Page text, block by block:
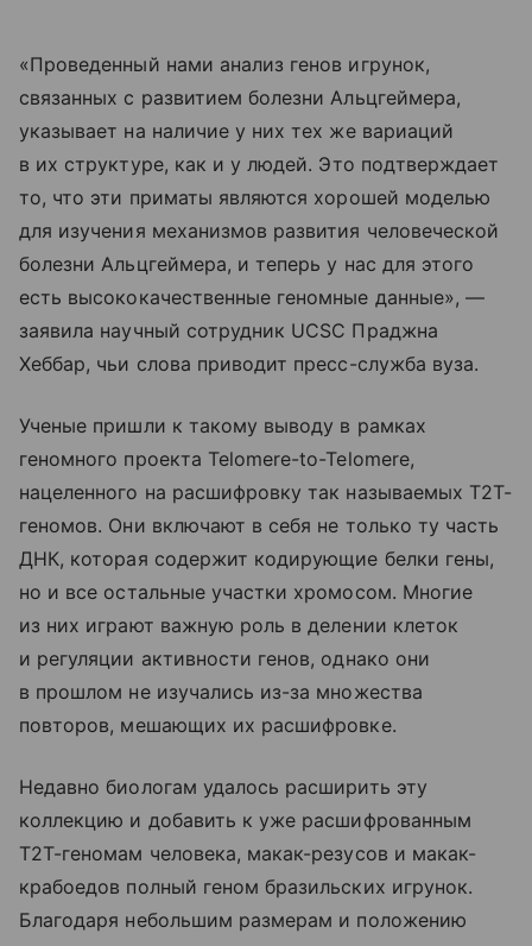
«Проведенный нами анализ генов игрунок,
связанных с развитием болезни Альцгеймера,
указывает на наличие у них тех же вариаций
в их структуре, как и у людей. Это подтверждает
то, что эти приматы являются хорошей моделью
для изучения механизмов развития человеческой
болезни Альцгеймера, и теперь у нас для этого
есть высококачественные геномные данные», —
заявила научный сотрудник UCSC Праджна
Хеббар, чьи слова приводит пресс-служба вуза.
Ученые пришли к такому выводу в рамках
геномного проекта Telomere-to-Telomere,
нацеленного на расшифровку так называемых Т2Т-
геномов. Они включают в себя не только ту часть
ДНК, которая содержит кодирующие белки гены,
но и все остальные участки хромосом. Многие
из них играют важную роль в делении клеток
и регуляции активности генов, однако они
в прошлом не изучались из-за множества
повторов, мешающих их расшифровке.
Недавно биологам удалось расширить эту
коллекцию и добавить к уже расшифрованным
Т2Т-геномам человека, макак-резусов и макак-
крабоедов полный геном бразильских игрунок.
Благодаря небольшим размерам и положению